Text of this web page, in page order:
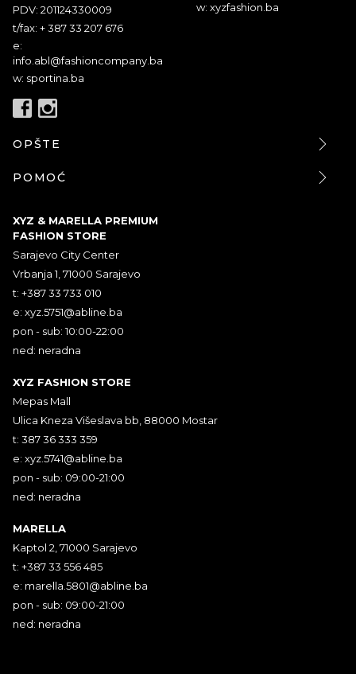
PDV: 201124330009
t/fax: + 387 33 207 676
e:
info.abl@fashioncompany.ba
w: sportina.ba
w: xyzfashion.ba
OPŠTE
POMOĆ
XYZ & MARELLA PREMIUM
FASHION STORE
Sarajevo City Center
Vrbanja 1, 71000 Sarajevo
t: +387 33 733 010
e: xyz.5751@abline.ba
pon - sub: 10:00-22:00
ned: neradna
XYZ FASHION STORE
Mepas Mall
Ulica Kneza Višeslava bb, 88000 Mostar
t: 387 36 333 359
e: xyz.5741@abline.ba
pon - sub: 09:00-21:00
ned: neradna
MARELLA
Kaptol 2, 71000 Sarajevo
t: +387 33 556 485
e: marella.5801@abline.ba
pon - sub: 09:00-21:00
ned: neradna